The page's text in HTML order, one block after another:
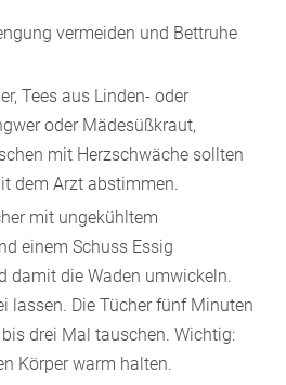
vermeiden und Bettruhe
Tees aus Linden- oder
oder Mädesüßkraut,
mit Herzschwäche sollten
dem Arzt abstimmen.
mit ungekühltem
einem Schuss Essig
damit die Waden umwickeln.
lassen. Die Tücher fünf Minuten
drei Mal tauschen. Wichtig:
Körper warm halten.